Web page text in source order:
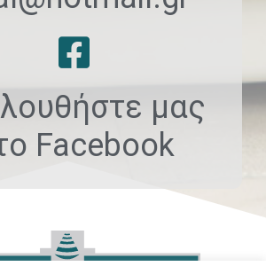
μας
Facebook